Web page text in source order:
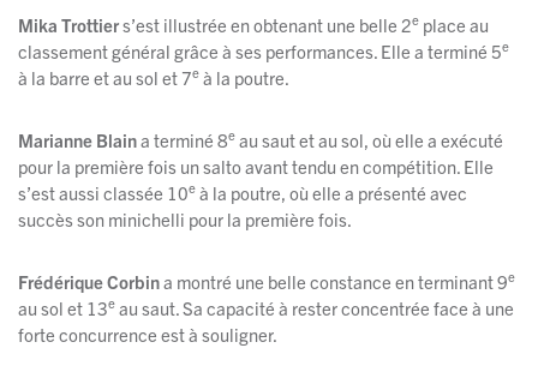
Mika Trottiers’est illustrée en obtenant une belle 2e place au
classement général grâce à ses performances. Elle a terminé 5e
à la barre et au sol et 7e à la poutre.
Marianne Blaina terminé 8e au saut et au sol, où elle a exécuté
pour la première fois un salto avant tendu en compétition. Elle
s’est aussi classée 10e à la poutre, où elle a présenté avec
succès son minichelli pour la première fois.
Frédérique Corbina montré une belle constance en terminant 9e
au sol et 13e au saut. Sa capacité à rester concentrée face à une
forte concurrence est à souligner.